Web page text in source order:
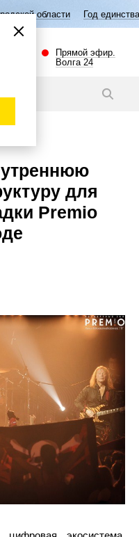
Год единства народов России
Прямой эфир.
Волга 24
для
Premio